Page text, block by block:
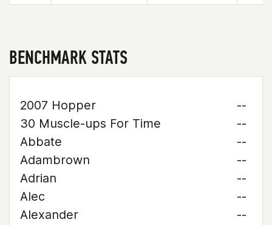
BENCHMARK STATS
2007 Hopper
--
30 Muscle-ups For Time
--
Abbate
--
Adambrown
--
Adrian
--
Alec
--
Alexander
--